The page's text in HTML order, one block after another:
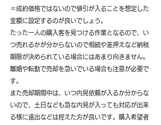
＝成約価格ではないので値引が入ることを想定した
金額に設定するのが良いでしょう。
たった一人の購入客を見つける作業となるので、い
つ売れるかが分からないので相続や差押えなど納税
期限が決められている場合にはあまり向きません。
離婚や転勤で売却を急いでいる場合も注意が必要で
す。
また売却期間中は、いつ内見依頼が入るか分からな
いので、土日なども急な内見が入っても対応が出来
る様に遠出などは控えた方が良いです。購入希望者